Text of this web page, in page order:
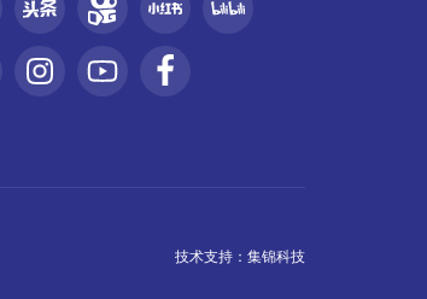
技术支持：集锦科技